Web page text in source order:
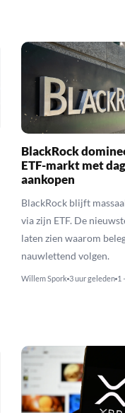
BlackRock
ETF-markt met
aankopen
BlackRock blijft
via zijn ETF. De
laten zien waarom
nauwlettend volgen.
Willem Spork 3 uur geleden 1